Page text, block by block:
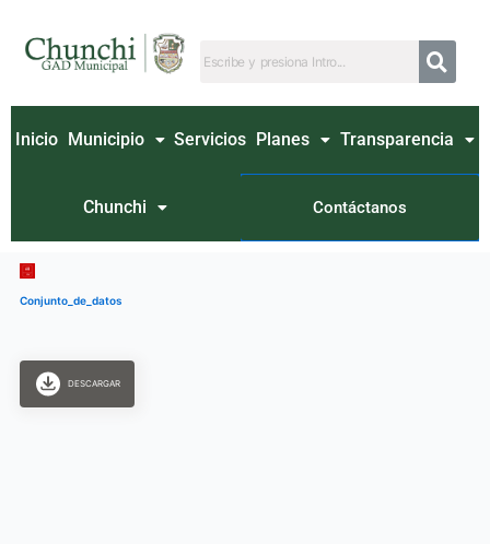
contenido
Inicio Municipio Servicios Planes Transparencia
Chunchi Contáctanos
Conjunto_de_datos
DESCARGAR